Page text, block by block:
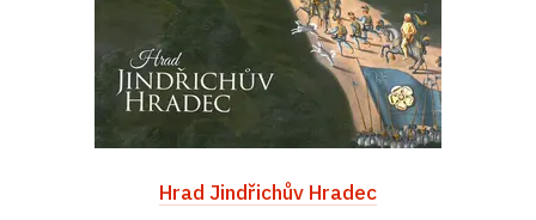
Hrad Jindřichův Hradec